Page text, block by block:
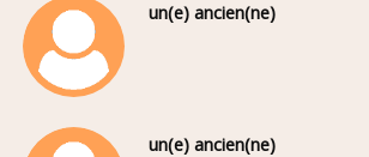
un(e) ancien(ne)
un(e) ancien(ne)